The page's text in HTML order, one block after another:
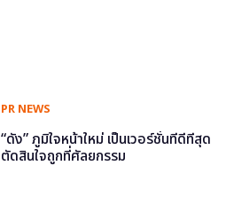
PR NEWS
“ดัง” ภูมิใจหน้าใหม่ เป็นเวอร์ชั่นที่ดีที่สุด
ตัดสินใจถูกที่ศัลยกรรม